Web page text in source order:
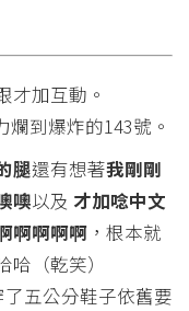
才加互動。
到爆炸的143號。
腿還有想著我剛剛
噢以及 才加唸中文
啊啊啊啊 ，根本就
（乾笑）
五公分鞋子依舊要